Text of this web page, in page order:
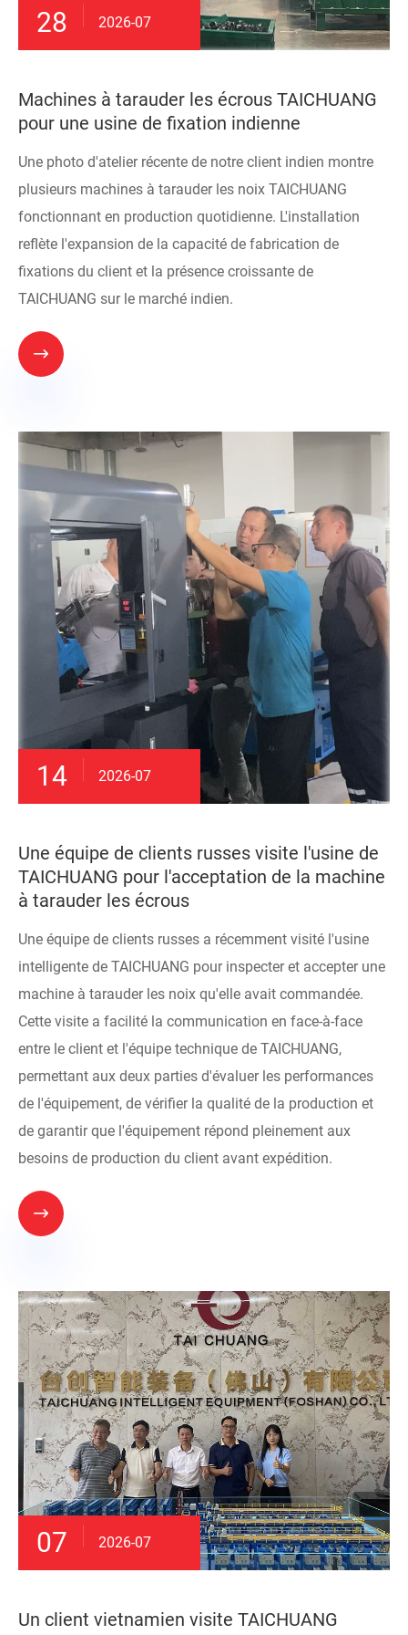
28 2026-07
Machines à tarauder les écrous TAICHUANG
pour une usine de fixation indienne
Une photo d'atelier récente de notre client indien montre
plusieurs machines à tarauder les noix TAICHUANG
fonctionnant en production quotidienne. L'installation
reflète l'expansion de la capacité de fabrication de
fixations du client et la présence croissante de
TAICHUANG sur le marché indien.

14 2026-07
Une équipe de clients russes visite l'usine de
TAICHUANG pour l'acceptation de la machine
à tarauder les écrous
Une équipe de clients russes a récemment visité l'usine
intelligente de TAICHUANG pour inspecter et accepter une
machine à tarauder les noix qu'elle avait commandée.
Cette visite a facilité la communication en face-à-face
entre le client et l'équipe technique de TAICHUANG,
permettant aux deux parties d'évaluer les performances
de l'équipement, de vérifier la qualité de la production et
de garantir que l'équipement répond pleinement aux
besoins de production du client avant expédition.

07 2026-07
Un client vietnamien visite TAICHUANG